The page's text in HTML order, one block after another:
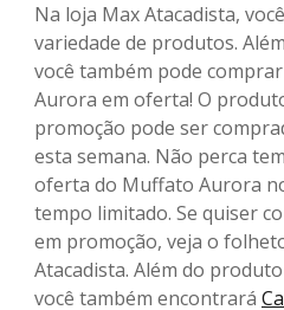
Na loja Max Atacadista,
variedade de produtos.
você também pode
Aurora em oferta! O
promoção pode ser
esta semana. Não perca
oferta do Muffato Aurora
tempo limitado. Se quiser
em promoção, veja o
Atacadista. Além do
você também encontrará